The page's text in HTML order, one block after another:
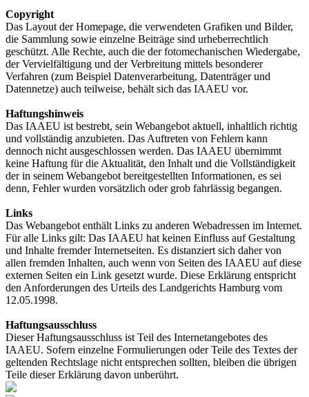
Copyright
Das Layout der Homepage, die verwendeten Grafiken und Bilder,
die Sammlung sowie einzelne Beiträge sind urheberrechtlich
geschützt. Alle Rechte, auch die der fotomechanischen Wiedergabe,
der Vervielfältigung und der Verbreitung mittels besonderer
Verfahren (zum Beispiel Datenverarbeitung, Datenträger und
Datennetze) auch teilweise, behält sich das IAAEU vor.
Haftungshinweis
Das IAAEU ist bestrebt, sein Webangebot aktuell, inhaltlich richtig
und vollständig anzubieten. Das Auftreten von Fehlern kann
dennoch nicht ausgeschlossen werden. Das IAAEU übernimmt
keine Haftung für die Aktualität, den Inhalt und die Vollständigkeit
der in seinem Webangebot bereitgestellten Informationen, es sei
denn, Fehler wurden vorsätzlich oder grob fahrlässig begangen.
Links
Das Webangebot enthält Links zu anderen Webadressen im Internet.
Für alle Links gilt: Das IAAEU hat keinen Einfluss auf Gestaltung
und Inhalte fremder Internetseiten. Es distanziert sich daher von
allen fremden Inhalten, auch wenn von Seiten des IAAEU auf diese
externen Seiten ein Link gesetzt wurde. Diese Erklärung entspricht
den Anforderungen des Urteils des Landgerichts Hamburg vom
12.05.1998.
Haftungsausschluss
Dieser Haftungsausschluss ist Teil des Internetangebotes des
IAAEU. Sofern einzelne Formulierungen oder Teile des Textes der
geltenden Rechtslage nicht entsprechen sollten, bleiben die übrigen
Teile dieser Erklärung davon unberührt.